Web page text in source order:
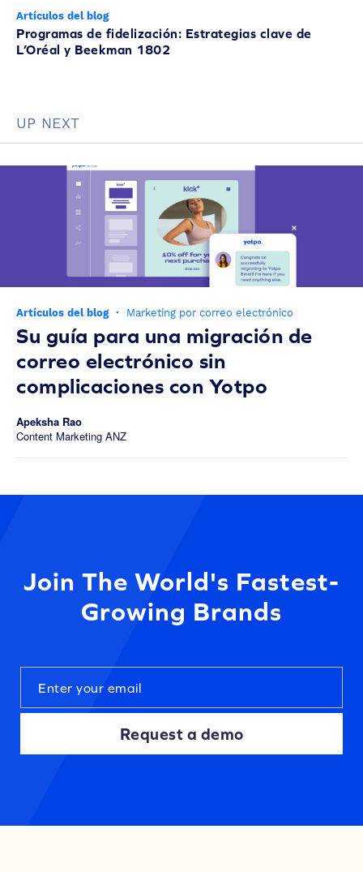
Artículos del blog
Programas de fidelización: Estrategias clave de
L’Oréal y Beekman 1802
UP NEXT
Artículos del blog · Marketing por correo electrónico
Su guía para una migración de
correo electrónico sin
complicaciones con Yotpo
Apeksha Rao
Content Marketing ANZ
Join The World's Fastest-
Growing Brands
Request a demo